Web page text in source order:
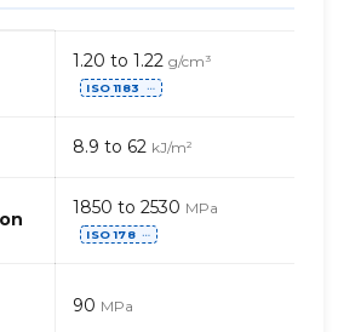
1.20 to 1.22 g/cm³
ISO 1183 ⋯
8.9 to 62 kJ/m²
1850 to 2530 MPa
ISO 178 ⋯
90 MPa